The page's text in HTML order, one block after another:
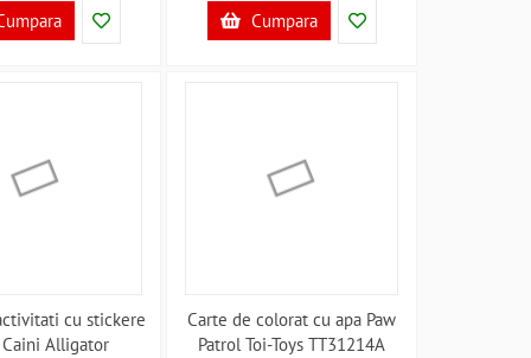
Cumpara
cu stickere
Caini Alligator
Carte de colorat cu apa Paw
Patrol Toi-Toys TT31214A